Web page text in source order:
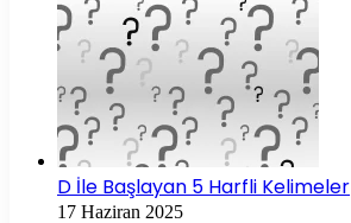
D İle Başlayan 5 Harfli Kelimeler
17 Haziran 2025